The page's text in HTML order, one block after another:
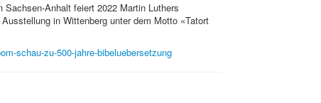
Anhalt feiert 2022 Martin Luthers
in Wittenberg unter dem Motto «Tatort
schau-zu-500-jahre-bibeluebersetzung